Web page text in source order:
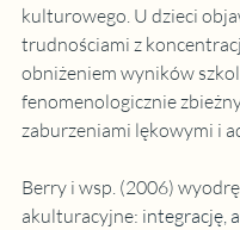
kulturowego. U dzieci
trudnościami z
obniżeniem wyników
fenomenologicznie
zaburzeniami lękowymi i
Berry i wsp. (2006)
akulturacyjne: integrację,